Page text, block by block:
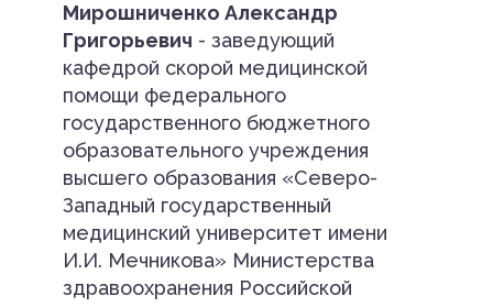
Мирошниченко Александр
Григорьевич - заведующий
кафедрой скорой медицинской
помощи федерального
государственного бюджетного
образовательного учреждения
высшего образования «Северо-
Западный государственный
медицинский университет имени
И.И. Мечникова» Министерства
здравоохранения Российской